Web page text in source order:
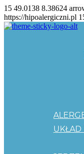
15 49.0138 8.38624
https://hipoalergiczni.pl